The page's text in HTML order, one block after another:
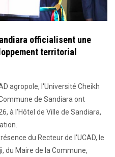
officialisent une
territorial
agropole, l'Université Cheikh
de Sandiara ont
à l'Hôtel de Ville de Sandiara,
du Recteur de l'UCAD, le
du Maire de la Commune,